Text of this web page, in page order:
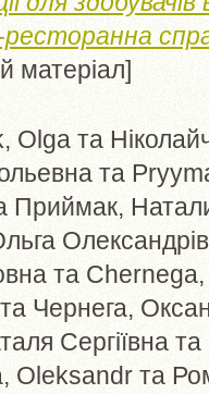
матеріал]
Olga та
та
Приймак,
та
та Чернега,
Сергіївна та
Oleksandr та